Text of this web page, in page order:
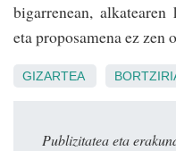
bigarrenean,
eta proposamena ez zen
GIZARTEA
Publizitatea eta